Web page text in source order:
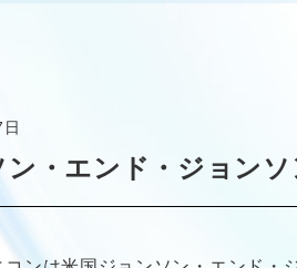
ン・エンド・ジョン